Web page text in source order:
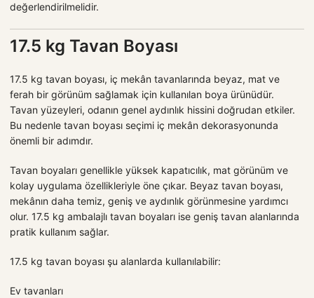
değerlendirilmelidir.
17.5 kg Tavan Boyası
17.5 kg tavan boyası, iç mekân tavanlarında beyaz, mat ve
ferah bir görünüm sağlamak için kullanılan boya ürünüdür.
Tavan yüzeyleri, odanın genel aydınlık hissini doğrudan etkiler.
Bu nedenle tavan boyası seçimi iç mekân dekorasyonunda
önemli bir adımdır.
Tavan boyaları genellikle yüksek kapatıcılık, mat görünüm ve
kolay uygulama özellikleriyle öne çıkar. Beyaz tavan boyası,
mekânın daha temiz, geniş ve aydınlık görünmesine yardımcı
olur. 17.5 kg ambalajlı tavan boyaları ise geniş tavan alanlarında
pratik kullanım sağlar.
17.5 kg tavan boyası şu alanlarda kullanılabilir:
Ev tavanları